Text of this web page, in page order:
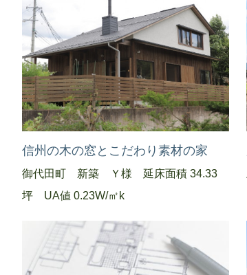
信州の木の窓とこだわり素材の家
御代田町 新築 Ｙ様 延床面積 34.33
坪 UA値 0.23W/㎡k